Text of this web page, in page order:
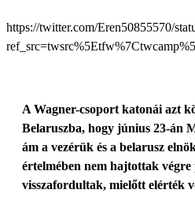
https://twitter.com/Eren50855570/
A Wagner-csoport katonái azt
Belaruszba, hogy június 23-án
ám a vezérük és a belarusz
értelmében nem hajtottak végre
visszafordultak, mielőtt elérték